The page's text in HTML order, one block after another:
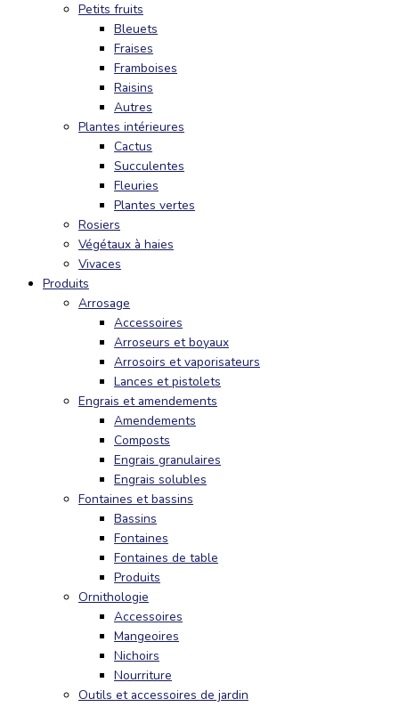
Petits fruits
Bleuets
Fraises
Framboises
Raisins
Autres
Plantes intérieures
Cactus
Succulentes
Fleuries
Plantes vertes
Rosiers
Végétaux à haies
Vivaces
Produits
Arrosage
Accessoires
Arroseurs et boyaux
Arrosoirs et vaporisateurs
Lances et pistolets
Engrais et amendements
Amendements
Composts
Engrais granulaires
Engrais solubles
Fontaines et bassins
Bassins
Fontaines
Fontaines de table
Produits
Ornithologie
Accessoires
Mangeoires
Nichoirs
Nourriture
Outils et accessoires de jardin